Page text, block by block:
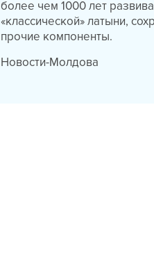
более чем 1000 лет
«классической» латыни,
прочие компоненты.
Новости-Молдова